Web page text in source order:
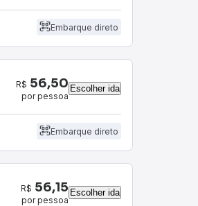
Embarque direto
R$ 56,50
por pessoa
Escolher ida
Embarque direto
R$ 56,15
por pessoa
Escolher ida